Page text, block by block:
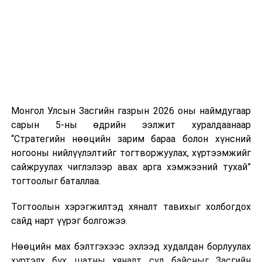
“Газрын тосны бүтээгдэхүүний хомсдолоос
сэргийлэх талаар авах зарим арга хэмжээний тухай”
Засгийн газрын тогтоолоор бүх төрлийн шатахууны
импортын гаалийн албан татварыг 2027 оны
хоёрдугаар сарын 1 хүртэл тэг хувиар тогтоолоо.
Мөн газрын тосны бүтээгдэхүүн, шатахууныг хилээр
шуурхай нэвтрүүлэх, тээвэрлэх, буулгах, гадаад
хөнгөвчлөх, шаардлага хангасан зөвшөөрлийн
Монгол Улсын Засгийн газрын 2026 оны наймдугаар
сарын 5-ны өдрийн ээлжит хуралдаанаар
“Стратегийн нөөцийн зарим бараа болон хүнсний
ногооны нийлүүлэлтийг тогтворжуулах, хүртээмжийг
сайжруулах чиглэлээр авах арга хэмжээний тухай”
тогтоолыг баталлаа.
Тогтоолын хэрэгжилтэд хяналт тавихыг холбогдох
сайд нарт үүрэг болгожээ.
Нөөцийн мах бэлтгэхээс эхлээд худалдан борлуулах